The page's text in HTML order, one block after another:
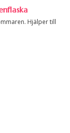
Hjälper till